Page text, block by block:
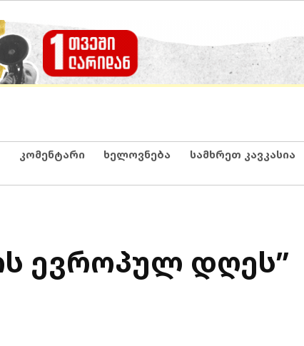
კომენტარი ხელოვნება სამხრეთ კავკასია
ევროპულ დღეს”